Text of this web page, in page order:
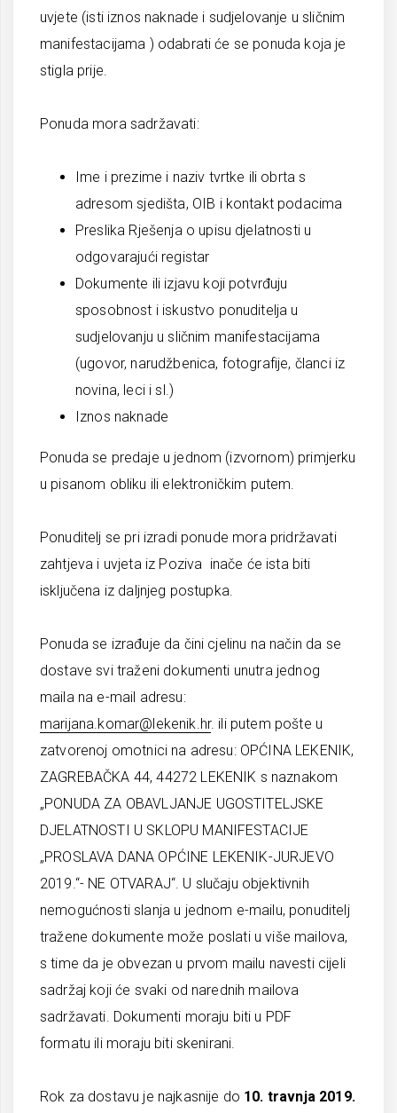
uvjete (isti iznos naknade i sudjelovanje u sličnim
manifestacijama ) odabrati će se ponuda koja je
stigla prije.
Ponuda mora sadržavati:
Ime i prezime i naziv tvrtke ili obrta s
adresom sjedišta, OIB i kontakt podacima
Preslika Rješenja o upisu djelatnosti u
odgovarajući registar
Dokumente ili izjavu koji potvrđuju
sposobnost i iskustvo ponuditelja u
sudjelovanju u sličnim manifestacijama
(ugovor, narudžbenica, fotografije, članci iz
novina, leci i sl.)
Iznos naknade
Ponuda se predaje u jednom (izvornom) primjerku
u pisanom obliku ili elektroničkim putem.
Ponuditelj se pri izradi ponude mora pridržavati
zahtjeva i uvjeta iz Poziva inače će ista biti
isključena iz daljnjeg postupka.
Ponuda se izrađuje da čini cjelinu na način da se
dostave svi traženi dokumenti unutra jednog
maila na e-mail adresu:
marijana.komar@lekenik.hr. ili putem pošte u
zatvorenoj omotnici na adresu: OPĆINA LEKENIK,
ZAGREBAČKA 44, 44272 LEKENIK s naznakom
„PONUDA ZA OBAVLJANJE UGOSTITELJSKE
DJELATNOSTI U SKLOPU MANIFESTACIJE
„PROSLAVA DANA OPĆINE LEKENIK-JURJEVO
2019.“- NE OTVARAJ“. U slučaju objektivnih
nemogućnosti slanja u jednom e-mailu, ponuditelj
tražene dokumente može poslati u više mailova,
s time da je obvezan u prvom mailu navesti cijeli
sadržaj koji će svaki od narednih mailova
sadržavati. Dokumenti moraju biti u PDF
formatu ili moraju biti skenirani.
Rok za dostavu je najkasnije do 10. travnja 2019.